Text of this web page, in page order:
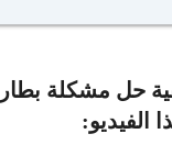
حل مشكلة
الفيديو: